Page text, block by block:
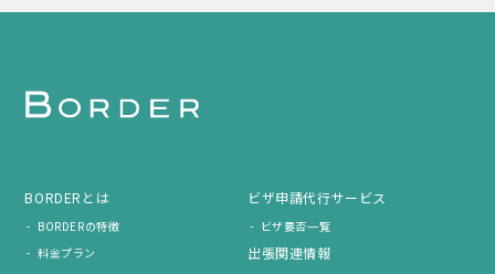
BORDERとは
BORDERの特徴
料金プラン
ビザ申請代行サービス
ビザ要否一覧
出張関連情報